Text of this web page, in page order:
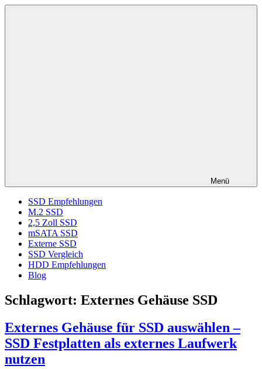
Zum
Menü
SSD Empfehlungen
M.2 SSD
2,5 Zoll SSD
mSATA SSD
Externe SSD
SSD Vergleich
HDD Empfehlungen
Blog
Schlagwort: Externes Gehäuse SSD
Externes Gehäuse für SSD auswählen –
SSD Festplatten als externes Laufwerk
nutzen